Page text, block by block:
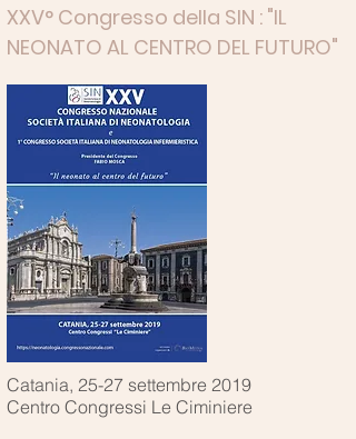
XXV° Congresso della SIN : "IL
NEONATO AL CENTRO DEL FUTURO"
Catania, 25-27 settembre 2019
Centro Congressi Le Ciminiere